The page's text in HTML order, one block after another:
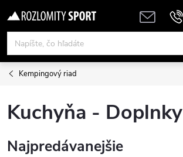
na
obsah
Kempingový riad
Kuchyňa - Doplnky
Najpredávanejšie